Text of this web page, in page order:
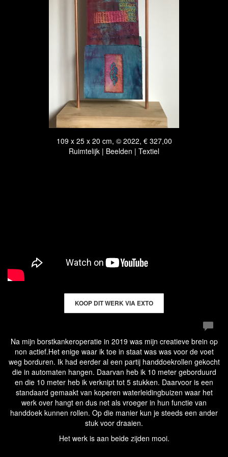
109 x 25 x 20 cm, © 2022, € 327,00
Ruimtelijk | Beelden | Textiel
KOOP DIT WERK VIA EXTO
Na mijn borstkankeroperatie in 2019 was mijn creatieve brein op
non actief.Het enige waar ik toe in staat was was voor de voet
weg borduren. Ik had eerder al een partij handdoekrollen gekocht
die in automaten hangen. Daarvan heb ik 10 meter geborduurd
en die 10 meter heb ik verknipt tot 5 stukken. Daarvoor is een
standaard gemaakt van koperen waterleidingbuizen waar het
werk over hangt en dus net als vroeger in hun functie van
handdoek kunnen rollen. Op die manier kun je steeds een ander
stuk voor draaien.
Het werk is aan beide zijden mooi.